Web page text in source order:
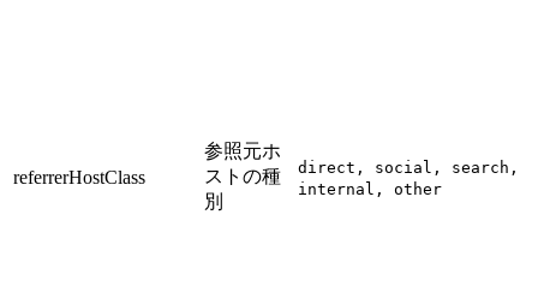
referrerHostClass
参照元ホ
ストの種
別
direct, social, search,
internal, other